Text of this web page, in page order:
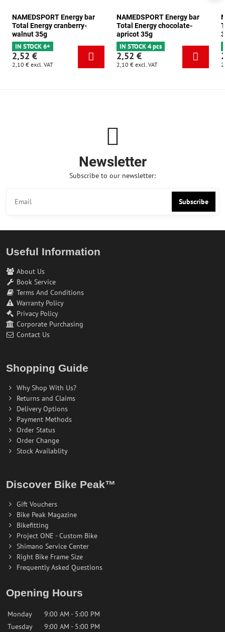
NAMEDSPORT Energy bar
Total Energy cranberry-
walnut 35g
IN STOCK 6+
2,52 €
2,10 € excl. VAT
NAMEDSPORT Energy bar
Total Energy chocolate-
apricot 35g
IN STOCK 4 pcs
2,52 €
2,10 € excl. VAT
Newsletter
Subscribe to our newsletter:
Subscribe
Useful Information
About Us
Book Service
Terms And Conditions
Warranty Policy
Privacy Policy
Corporate Purchasing
Contact Us
Shopping Guide
Why Shop With Us?
Returns and Claims
Delivery Options
Payment Methods
Order Status
Order Change
Stock Availablity
Discover Bike Peak™
Gift Vouchers
Bike Peak Magazine
Bikefitting
Project ONE - Custom Bike
Shimano Service Center
Right Bike Frame Size
Frequently Asked Questions
Opening Hours
Monday
9:00 AM - 5:00 PM
Tuesday
9:00 AM - 5:00 PM